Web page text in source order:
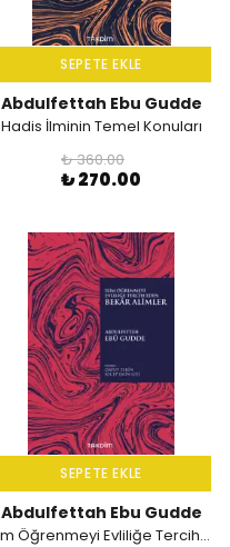
SEPETE EKLE
Abdulfettah Ebu Gudde
Hadis İlminin Temel Konuları
₺ 360.00
₺ 270.00
SEPETE EKLE
Abdulfettah Ebu Gudde
İlim Öğrenmeyi Evliliğe Tercih Eden Bekar Alimler